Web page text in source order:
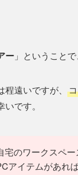
ー 」ということ
遠いですが、
です。
宅のワークスペ
アイテムがあれ